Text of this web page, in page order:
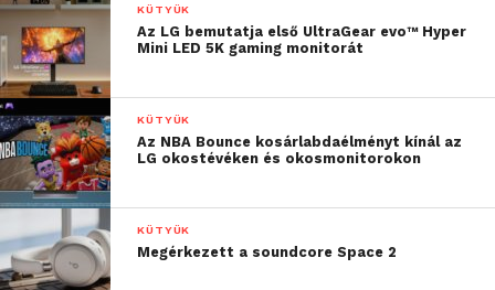
KÜTYÜK
Az LG bemutatja első UltraGear evo™ Hyper
Mini LED 5K gaming monitorát
KÜTYÜK
Az NBA Bounce kosárlabdaélményt kínál az
LG okostévéken és okosmonitorokon
KÜTYÜK
Megérkezett a soundcore Space 2